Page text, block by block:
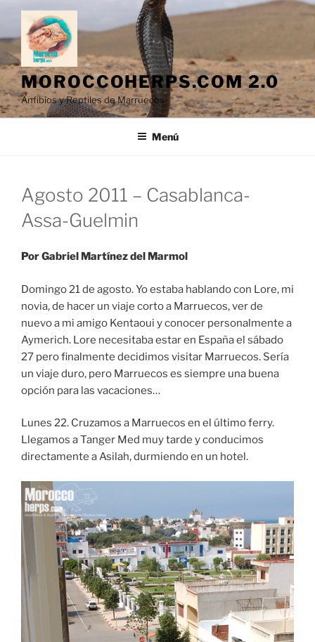
Saltar
contenido
MOROCCOHERPS.COM 2.0
Anfibios y Reptiles de Marruecos
Menú
Agosto 2011 – Casablanca-
Assa-Guelmin
Por Gabriel Martínez del Marmol
Domingo 21 de agosto. Yo estaba hablando con Lore, mi
novia, de hacer un viaje corto a Marruecos, ver de
nuevo a mi amigo Kentaoui y conocer personalmente a
Aymerich. Lore necesitaba estar en España el sábado
27 pero finalmente decidimos visitar Marruecos. Sería
un viaje duro, pero Marruecos es siempre una buena
opción para las vacaciones…
Lunes 22. Cruzamos a Marruecos en el último ferry.
Llegamos a Tanger Med muy tarde y conducimos
directamente a Asilah, durmiendo en un hotel.